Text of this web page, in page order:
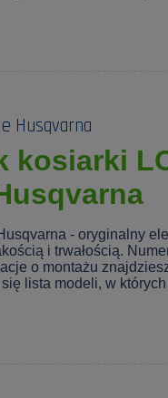
Husqvarna
kosiarki
- oryginalny
i trwałością.
o montażu
lista modeli, w